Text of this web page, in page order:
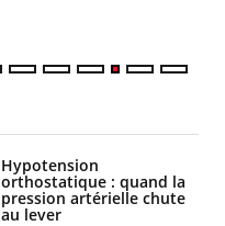
Hypotension
orthostatique : quand la
pression artérielle chute
au lever